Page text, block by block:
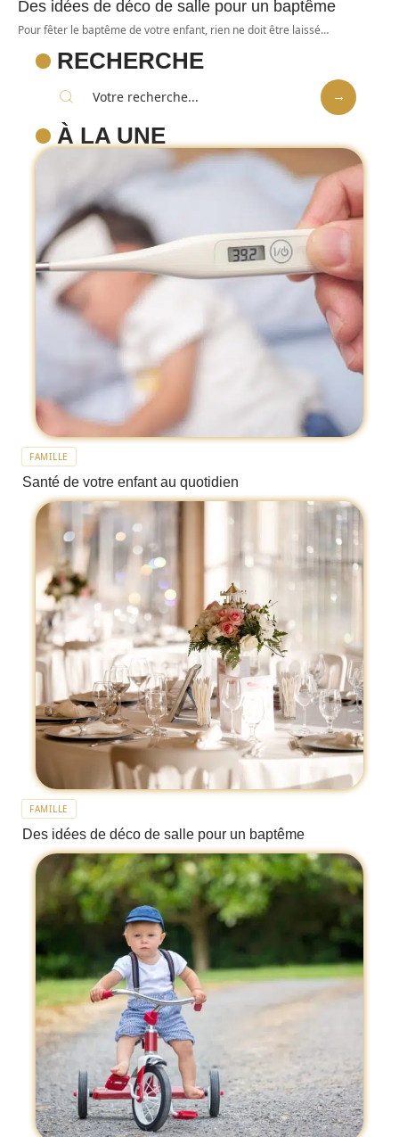
Des idées de déco de salle pour un baptême
Pour fêter le baptême de votre enfant, rien ne doit être laissé…
RECHERCHE
À LA UNE
FAMILLE
Santé de votre enfant au quotidien
FAMILLE
Des idées de déco de salle pour un baptême